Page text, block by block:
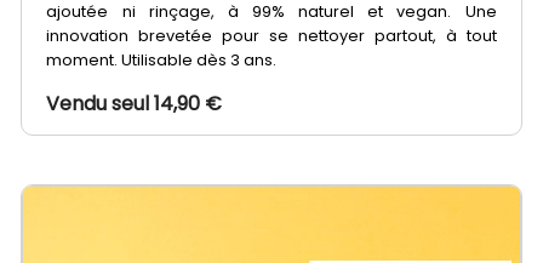
ajoutée ni rinçage, à 99% naturel et vegan. Une
innovation brevetée pour se nettoyer partout, à tout
moment. Utilisable dès 3 ans.
Vendu seul 14,90 €